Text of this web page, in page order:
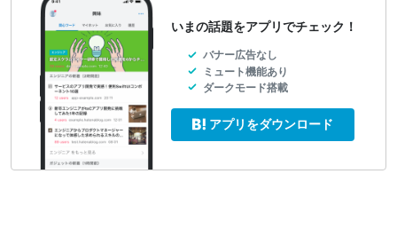
いまの話題をアプリでチェック！
バナー広告なし
ミュート機能あり
ダークモード搭載
アプリをダウンロード